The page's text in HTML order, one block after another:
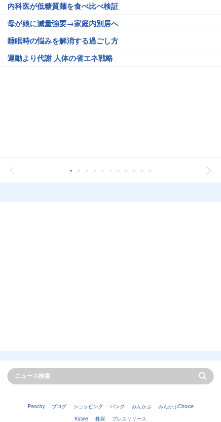
内科医が低糖質麺を食べ比べ検証
母が娘に減量強要→家庭内別居へ
睡眠時の悩みを解消する過ごし方
運動より代謝 人体の省エネ戦略
Peachy ブログ ショッピング バンク みんかぶ
みんかぶChoice
Kstyle
株探 プレスリリース